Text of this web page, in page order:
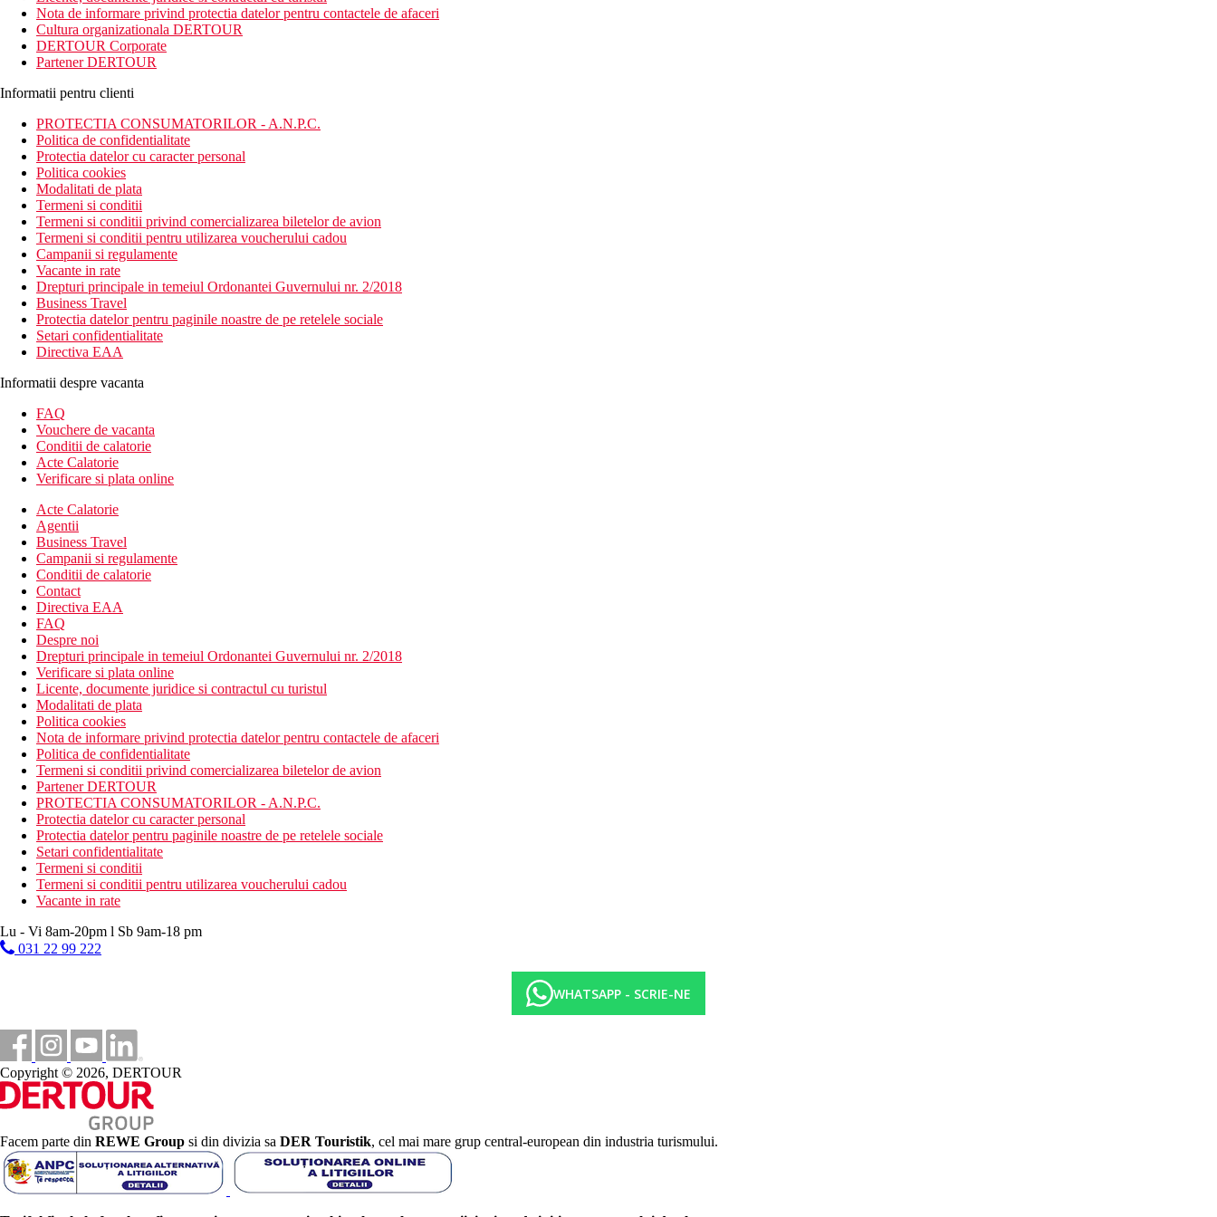
Distanta
47 km distanta de Aeroportul Gran Canaria
1.6 km distanta de Plaja din Puerto Rico
Descrierea camerei
Camera dubla, vedere la mare: baie/WC (uscator de par), TV/sat., aer conditionat, ventilator de tavan, mini-frigider, seif, balcon sau terasa, vedere la mare.
Descrierea hotelului
Hotelul dispune de:
hol cu ​​receptie
restaurant
baruri
restaurant
minimarket
2 piscine
terasa cu sezlonguri, umbrele si prosoape gratuite
bar langa piscina
terasa
Descrierea plajei
plaja cu nisip
sezlonguri si umbrele
Activitati sportive gratuite
loc de joaca
volei
Activitati sportive contra cost
sporturi nautice pe plaja
teren de golf la 15 km distanta de hotel
Dieta
Mic dejun, pranz si cina tip bufet
Gustari usoare (24 de ore pe zi)
Bauturi alcoolice si non-alcoolice (24 de ore pe zi)
Categoria oficiala
4 stele
Nota
Hotelul percepe o taxa turistica de 0,15 EUR/persoana/noapte.
Distanţe
45 km
Distanta de cel mai apropiat aeroport
700 m
Magazine
1 km
Distanta pana la plaja
7 km
100 m
Statie de autobuz
Plaja
Sezlonguri pe plaja contra cost
Umbrele pe plaja contra cost
Vacanta la plaja
Piscine
Sezlonguri si umbrele gratuite la piscina
Nota de informare privind protectia datelor pentru contactele de afaceri
Cultura organizationala DERTOUR
DERTOUR Corporate
Partener DERTOUR
Informatii pentru clienti
PROTECTIA CONSUMATORILOR - A.N.P.C.
Politica de confidentialitate
Protectia datelor cu caracter personal
Politica cookies
Modalitati de plata
Termeni si conditii
Termeni si conditii privind comercializarea biletelor de avion
Termeni si conditii pentru utilizarea voucherului cadou
Campanii si regulamente
Vacante in rate
Drepturi principale in temeiul Ordonantei Guvernului nr. 2/2018
Business Travel
Protectia datelor pentru paginile noastre de pe retelele sociale
Setari confidentialitate
Directiva EAA
Informatii despre vacanta
FAQ
Vouchere de vacanta
Conditii de calatorie
Acte Calatorie
Verificare si plata online
Acte Calatorie
Agentii
Business Travel
Campanii si regulamente
Conditii de calatorie
Contact
Directiva EAA
FAQ
Despre noi
Drepturi principale in temeiul Ordonantei Guvernului nr. 2/2018
Verificare si plata online
Licente, documente juridice si contractul cu turistul
Modalitati de plata
Politica cookies
Nota de informare privind protectia datelor pentru contactele de afaceri
Politica de confidentialitate
Termeni si conditii privind comercializarea biletelor de avion
Partener DERTOUR
PROTECTIA CONSUMATORILOR - A.N.P.C.
Protectia datelor cu caracter personal
Protectia datelor pentru paginile noastre de pe retelele sociale
Setari confidentialitate
Termeni si conditii
Termeni si conditii pentru utilizarea voucherului cadou
Vacante in rate
Lu - Vi 8am-20pm l Sb 9am-18 pm
031 22 99 222
WHATSAPP - SCRIE-NE
Copyright © 2026, DERTOUR
Facem parte din REWE Group si din divizia sa DER Touristik, cel mai mare grup central-european din industria turismului.